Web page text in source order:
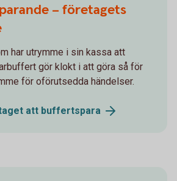
– företagets
har utrymme i sin kassa att
gör klokt i att göra så för
för oförutsedda händelser.
att buffertspara